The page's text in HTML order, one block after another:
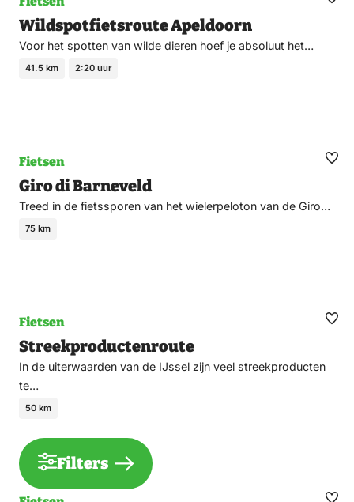
Wildspotfietsroute Apeldoorn
Voor het spotten van wilde dieren hoef je absoluut het…
41.5 km 2:20 uur
Fietsen
Giro di Barneveld
Treed in de fietssporen van het wielerpeloton van de Giro…
75 km
Fietsen
Streekproductenroute
In de uiterwaarden van de IJssel zijn veel streekproducten
te…
50 km
Filters